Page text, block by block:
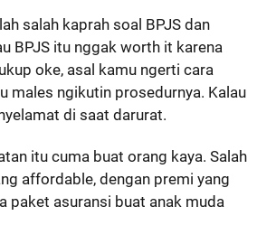
salah kaprah soal BPJS dan
BPJS itu nggak worth it karena
oke, asal kamu ngerti cara
males ngikutin prosedurnya. Kalau
di saat darurat.
itu cuma buat orang kaya. Salah
affordable, dengan premi yang
paket asuransi buat anak muda